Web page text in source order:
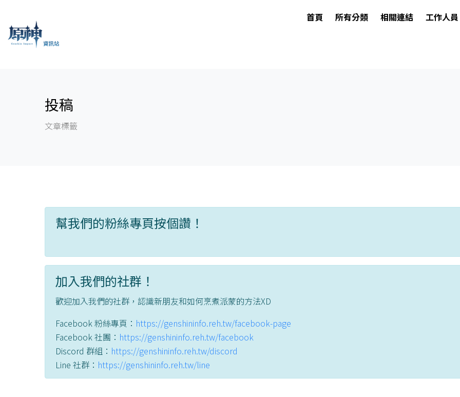
首頁 所有分類 相關連結 工作人員
投稿
文章標籤
幫我們的粉絲專頁按個讚！
加入我們的社群！
歡迎加入我們的社群，認識新朋友和如何烹煮派蒙的方法XD
Facebook 粉絲專頁： https://genshininfo.reh.tw/facebook-page
Facebook 社團： https://genshininfo.reh.tw/facebook
Discord 群組： https://genshininfo.reh.tw/discord
Line 社群： https://genshininfo.reh.tw/line